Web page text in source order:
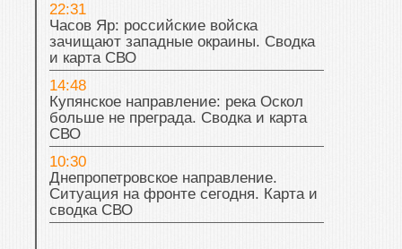
22:31
Часов Яр: российские войска
зачищают западные окраины. Сводка
и карта СВО
14:48
Купянское направление: река Оскол
больше не преграда. Сводка и карта
СВО
10:30
Днепропетровское направление.
Ситуация на фронте сегодня. Карта и
сводка СВО